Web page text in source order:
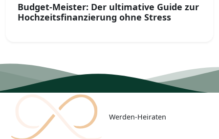
Budget-Meister: Der ultimative Guide zur
Hochzeitsfinanzierung ohne Stress
Werden-Heiraten